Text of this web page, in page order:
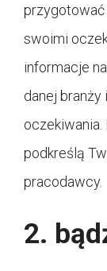
przygotować
swoimi
informacje
danej
podkreślą
pracodawcy.
2.